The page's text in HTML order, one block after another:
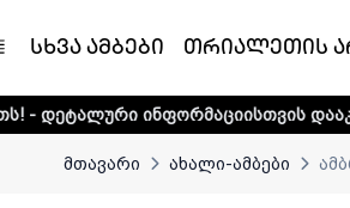
სხვა ამბები თრიალეთის
დააკლიკეთ ლინკს
მთავარი ახალი-ამბები